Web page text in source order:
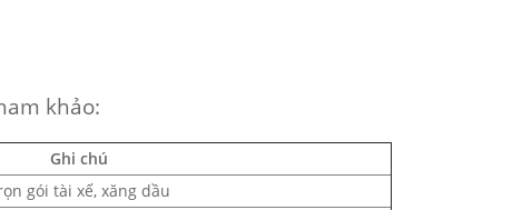
khảo:
Ghi chú
gói tài xế, xăng dầu